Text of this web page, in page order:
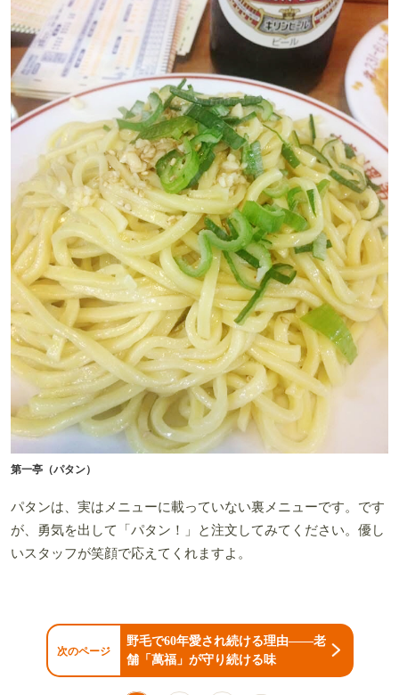
第一亭（パタン）
パタンは、実はメニューに載っていない裏メニューです。です
が、勇気を出して「パタン！」と注文してみてください。優し
いスタッフが笑顔で応えてくれますよ。
次のページ
野毛で60年愛され続ける理由——老
舗「萬福」が守り続ける味